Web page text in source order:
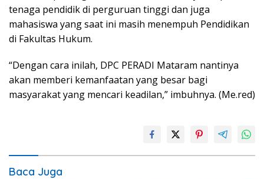
tenaga pendidik di perguruan tinggi dan juga
mahasiswa yang saat ini masih menempuh Pendidikan
di Fakultas Hukum.
“Dengan cara inilah, DPC PERADI Mataram nantinya
akan memberi kemanfaatan yang besar bagi
masyarakat yang mencari keadilan,” imbuhnya. (Me.red)
Baca Juga